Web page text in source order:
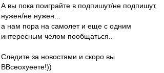
А вы пока поиграйте в подпишут/не подпишут,
нужен/не нужен...
а нам пора на самолет и еще с одним
интересным челом пообщаться..
Следите за новостями и скоро вы
ВВсеохуеете!))